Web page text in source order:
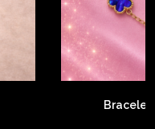
Bracelet